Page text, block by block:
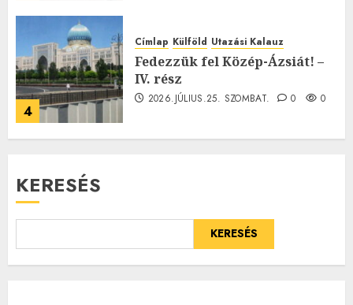
4
Címlap Külföld Utazási Kalauz
Fedezzük fel Közép-Ázsiát! –
IV. rész
2026.JÚLIUS.25. SZOMBAT. 0 0
KERESÉS
KERESÉS